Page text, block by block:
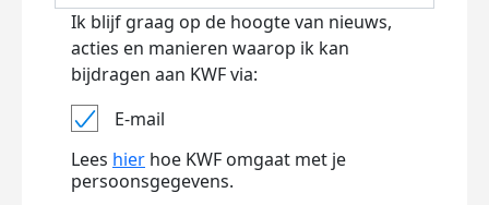
Ik blijf graag op de hoogte van nieuws,
acties en manieren waarop ik kan
bijdragen aan KWF via:
E-mail
Lees hier hoe KWF omgaat met je
persoonsgegevens.